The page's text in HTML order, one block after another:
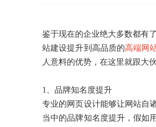
鉴于现在的企业绝大多数都有
站建设提升到高品质的高端网
人意料的优势，在这里就跟大
1、品牌知名度提升
专业的网页设计能够让网站自
当中的品牌知名度提升，假如